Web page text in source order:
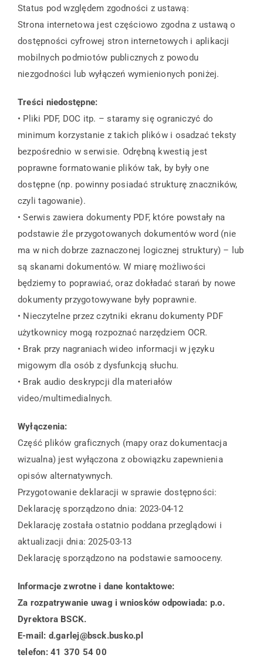
Status pod względem zgodności z ustawą:
Strona internetowa jest częściowo zgodna z ustawą o
dostępności cyfrowej stron internetowych i aplikacji
mobilnych podmiotów publicznych z powodu
niezgodności lub wyłączeń wymienionych poniżej.
Treści niedostępne:
• Pliki PDF, DOC itp. – staramy się ograniczyć do
minimum korzystanie z takich plików i osadzać teksty
bezpośrednio w serwisie. Odrębną kwestią jest
poprawne formatowanie plików tak, by były one
dostępne (np. powinny posiadać strukturę znaczników,
czyli tagowanie).
• Serwis zawiera dokumenty PDF, które powstały na
podstawie źle przygotowanych dokumentów word (nie
ma w nich dobrze zaznaczonej logicznej struktury) – lub
są skanami dokumentów. W miarę możliwości
będziemy to poprawiać, oraz dokładać starań by nowe
dokumenty przygotowywane były poprawnie.
• Nieczytelne przez czytniki ekranu dokumenty PDF
użytkownicy mogą rozpoznać narzędziem OCR.
• Brak przy nagraniach wideo informacji w języku
migowym dla osób z dysfunkcją słuchu.
• Brak audio deskrypcji dla materiałów
video/multimedialnych.
Wyłączenia:
Część plików graficznych (mapy oraz dokumentacja
wizualna) jest wyłączona z obowiązku zapewnienia
opisów alternatywnych.
Przygotowanie deklaracji w sprawie dostępności:
Deklarację sporządzono dnia: 2023-04-12
Deklarację została ostatnio poddana przeglądowi i
aktualizacji dnia: 2025-03-13
Deklarację sporządzono na podstawie samooceny.
Informacje zwrotne i dane kontaktowe:
Za rozpatrywanie uwag i wniosków odpowiada: p.o.
Dyrektora BSCK.
E-mail: d.garlej@bsck.busko.pl
telefon: 41 370 54 00